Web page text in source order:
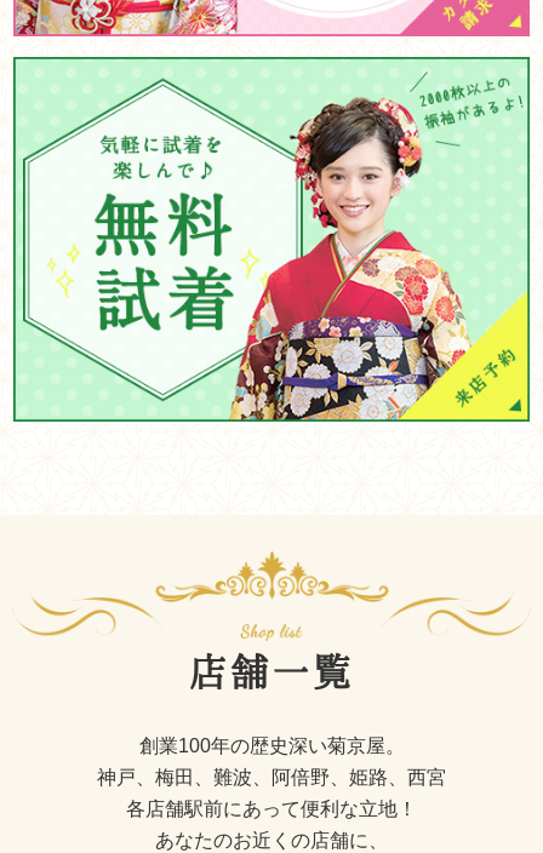
店舗一覧
創業100年の歴史深い菊京屋。
神戸、梅田、難波、阿倍野、姫路、西宮
各店舗駅前にあって便利な立地！
あなたのお近くの店舗に、